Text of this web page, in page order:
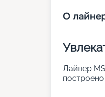
О
Лайнер
построено